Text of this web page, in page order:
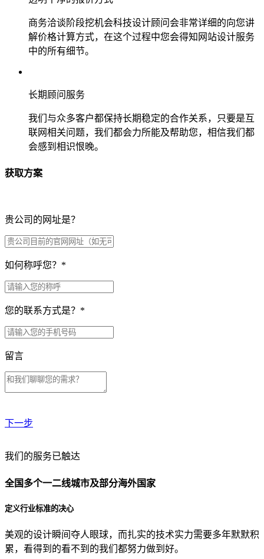
商务洽谈阶段挖机会科技设计顾问会非常详细的向您讲
解价格计算方式，在这个过程中您会得知网站设计服务
中的所有细节。
长期顾问服务
我们与众多客户都保持长期稳定的合作关系，只要是互
联网相关问题，我们都会力所能及帮助您，相信我们都
会感到相识恨晚。
获取方案
贵公司的网址是？
如何称呼您？ *
您的联系方式是？ *
留言
下一步
贵公司预算范围是？
贵公司的团队规模是？
目前主要的营销渠道是？
我们的服务已触达
全国多个一二线城市及部分海外国家
定义行业标准的决心
美观的设计瞬间夺人眼球，而扎实的技术实力需要多年默默积
累，看得到的看不到的我们都努力做到好。